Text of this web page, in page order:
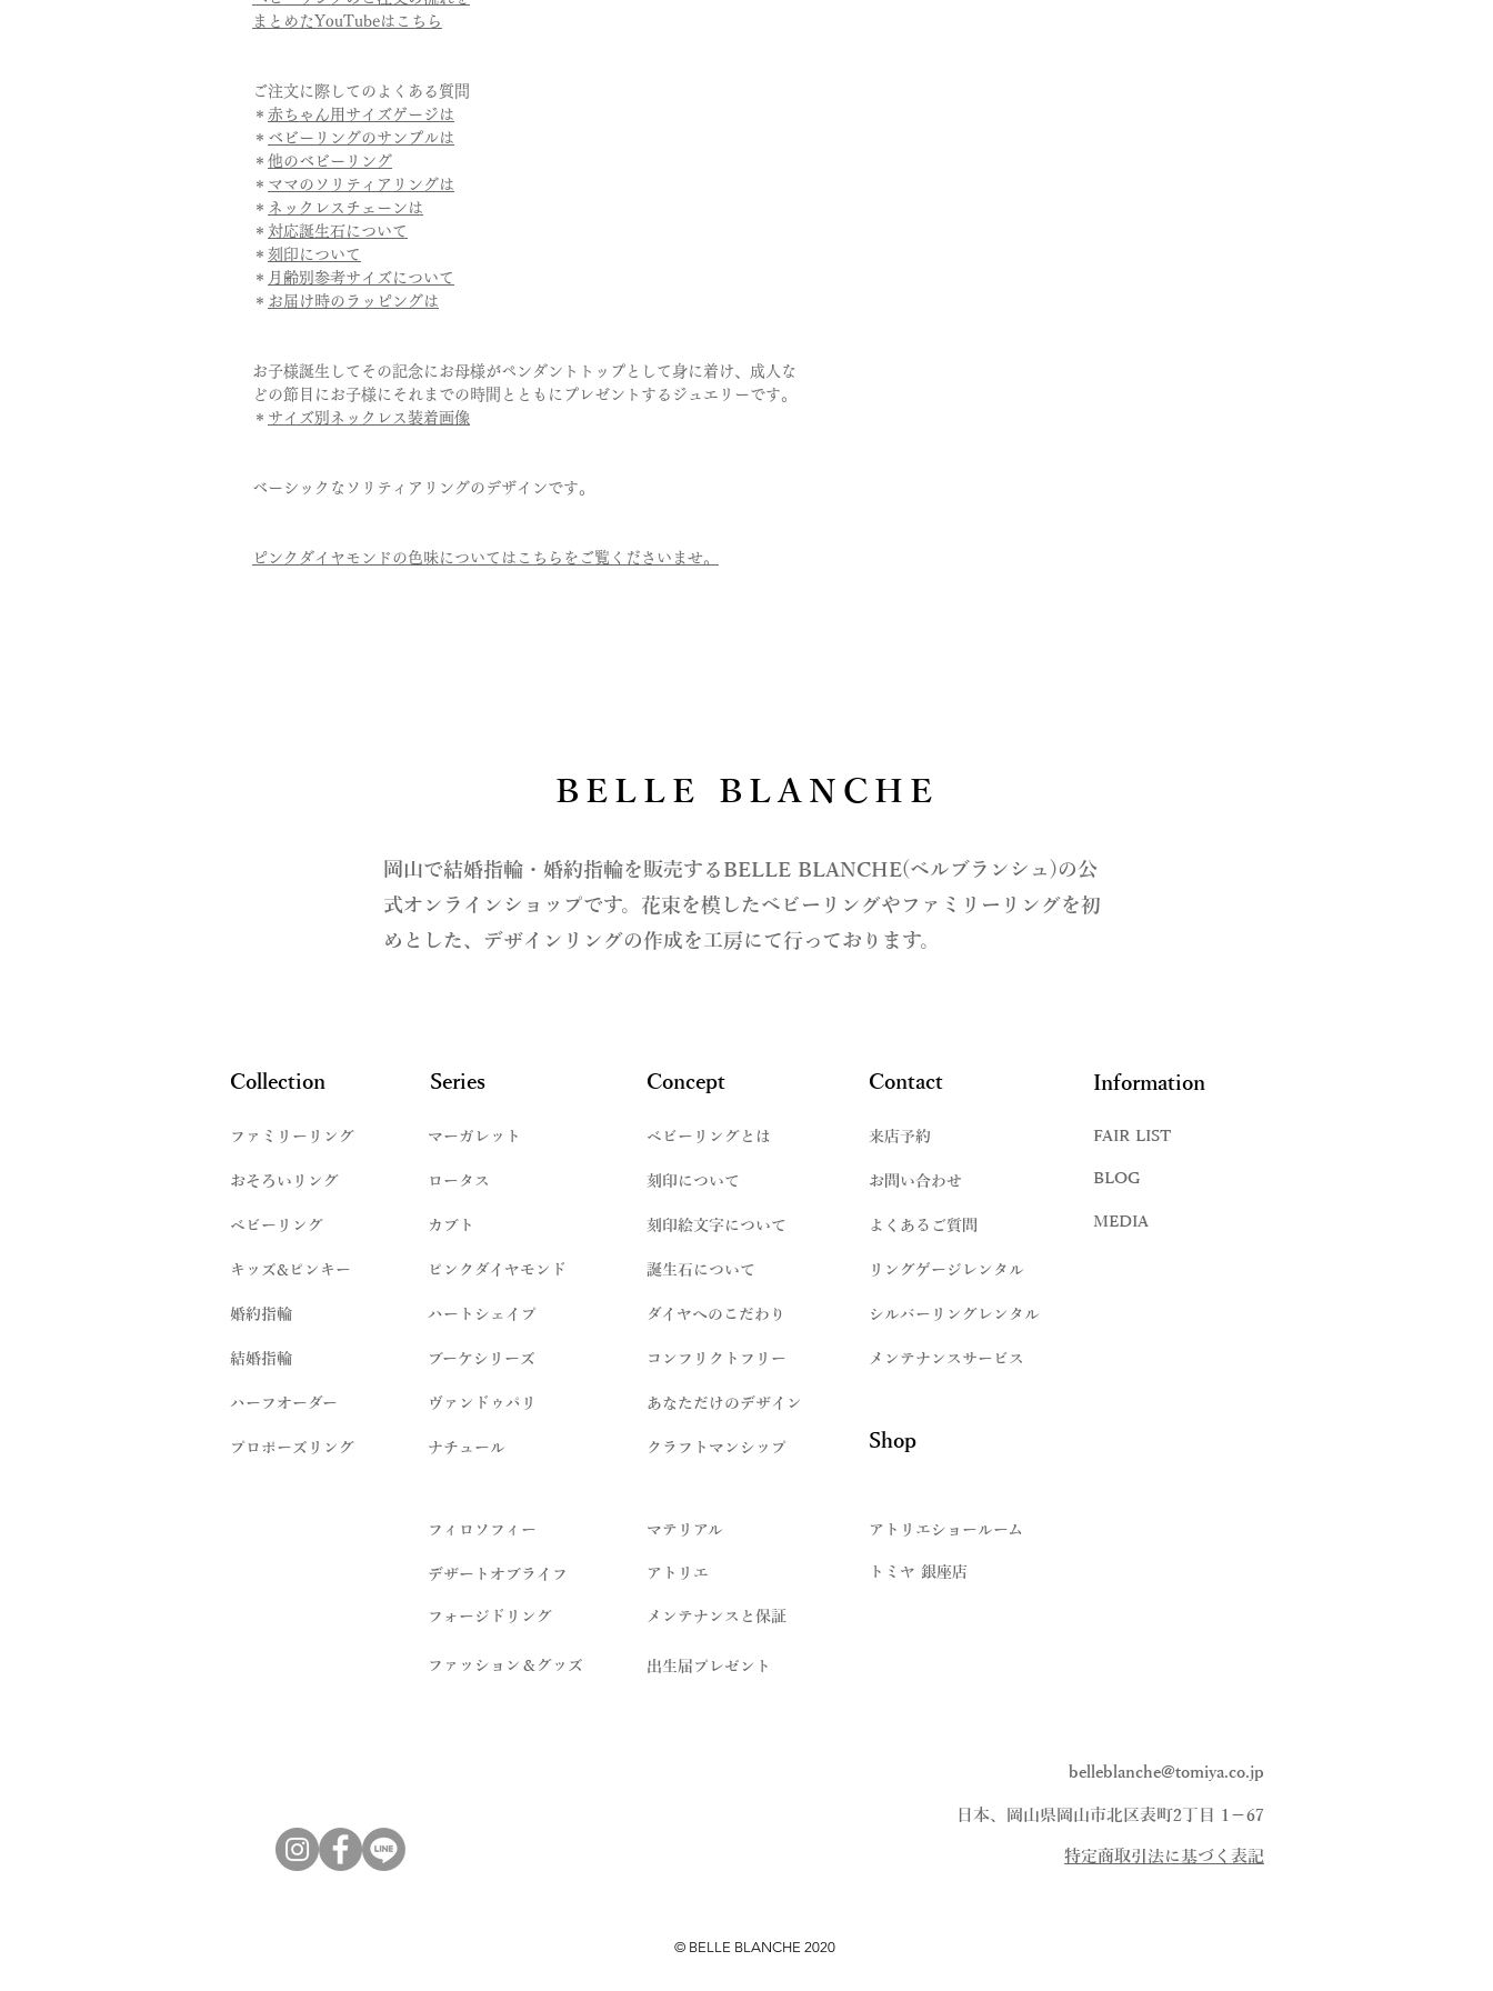
まとめたYouTubeはこちら
ご注文に際してのよくある質問
＊ 赤ちゃん用サイズゲージは
＊ ベビーリングのサンプルは
＊ 他のベビーリング
＊ ママの ソリティア リングは
＊ ネックレスチェーンは
＊ 対応誕生石について
＊ 刻印について
＊ 月齢別参考サイズについて
＊ お届け時のラッピングは
お子様誕生してその記念にお母様がペンダントトップとして身に着け、成人な
どの節目にお子様にそれまでの時間とともにプレゼントするジュエリーです。
＊ サイズ別ネックレス装着画像
ベーシックなソリティアリングのデザインです。
ピンクダイヤモンドの色味についてはこちらをご覧くださいませ。
BELLE BLANCHE
​岡山で結婚指輪・婚約指輪を販売するBELLE BLANCHE(ベルブランシュ)の公
式オンラインショップです。花束を模したベビーリングやファミリーリングを初
めとした、デザインリングの作成を工房にて行っております。
Collection
ファミリーリング
​おそろいリング
ベビーリング
キッズ&ピンキー
婚約指輪
結婚指輪
​ハーフオーダー
プロポーズリング
Series
マーガレット
ロータス
カブト
ピンクダイヤモンド
ハートシェイプ
ブーケシリーズ
ヴァンドゥパリ
​ナチュール
Concept
​ベビーリングとは
刻印について
刻印絵文字について
誕生石について
ダイヤへのこだわり
コンフリクトフリー
​あなただけのデザイン
クラフトマンシップ
フィロソフィー
デザートオブライフ
フォージドリング
ファッション＆グッズ
マテリアル
アトリエ
メンテナンスと保証
出生届プレゼント
Contact
来店予約
お問い合わせ
よくあるご質問
リングゲージレンタル
シルバーリングレンタル
メンテナンスサービス
Shop
アトリエショールーム
トミヤ 銀座店
Information
FAIR LIST
BLOG
MEDIA
belleblanche@tomiya.co.jp
日本、岡山県岡山市北区表町2丁目 1−67
​特定商取引法に基づく表記
© BELLE BLANCHE 2020